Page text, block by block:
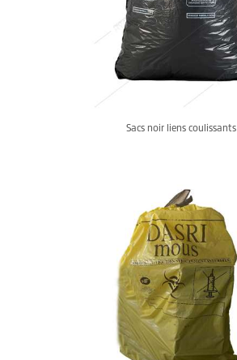
Sacs noir liens coulissants